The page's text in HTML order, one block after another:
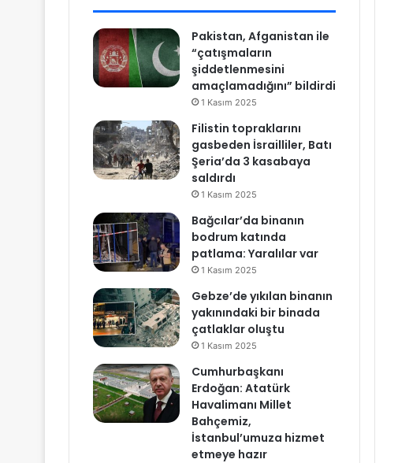
Pakistan, Afganistan ile
“çatışmaların
şiddetlenmesini
amaçlamadığını” bildirdi
1 Kasım 2025
Filistin topraklarını
gasbeden İsrailliler, Batı
Şeria’da 3 kasabaya
saldırdı
1 Kasım 2025
Bağcılar’da binanın
bodrum katında
patlama: Yaralılar var
1 Kasım 2025
Gebze’de yıkılan binanın
yakınındaki bir binada
çatlaklar oluştu
1 Kasım 2025
Cumhurbaşkanı
Erdoğan: Atatürk
Havalimanı Millet
Bahçemiz,
İstanbul’umuza hizmet
etmeye hazır